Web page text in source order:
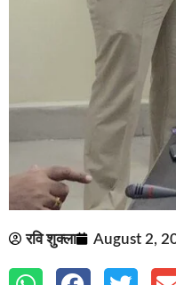
रवि शुक्ला August 2,